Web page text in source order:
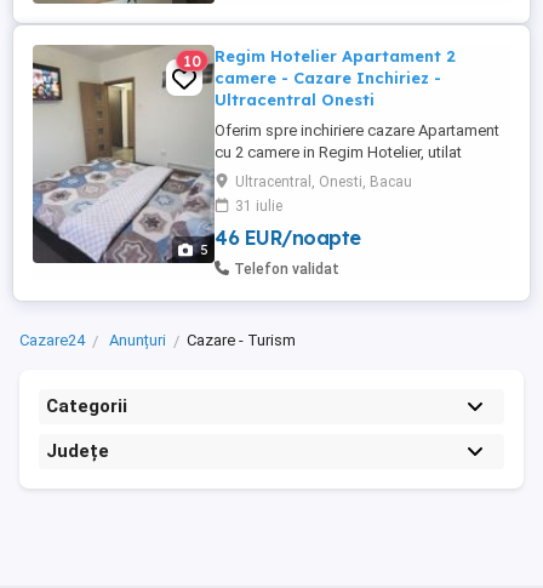
zone din Iași Palas, ...
5
10
Regim Hotelier Apartament 2
camere - Cazare Inchiriez -
Ultracentral Onesti
Oferim spre inchiriere cazare Apartament
cu 2 camere in Regim Hotelier, utilat
modern si complet mobilat, toate
echipamentele fiind in perfecta stare de
functionare. Locatia este situata intr-o
zona Ultracentrala si usor accesibila a
orasului Onesti, oferindu-va totodata un
Ultracentral, Onesti, Bacau
31 iulie
46 EUR/noapte
Telefon validat
Cazare24 Anunțuri Cazare - Turism
Categorii
Județe